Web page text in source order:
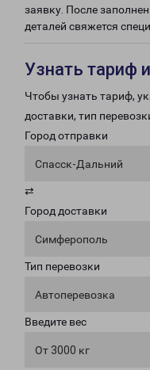
заявку. После
деталей свяжется
Узнать тариф
Чтобы узнать тариф,
доставки, тип
Город отправки
Спасск-Дальний
⇄
Город доставки
Симферополь
Тип перевозки
Автоперевозка
Введите вес
От 3000 кг